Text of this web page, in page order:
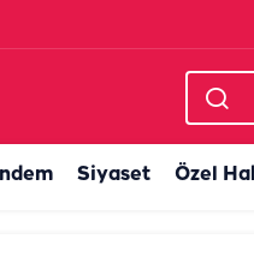
Siyaset Özel
talep patlaması!